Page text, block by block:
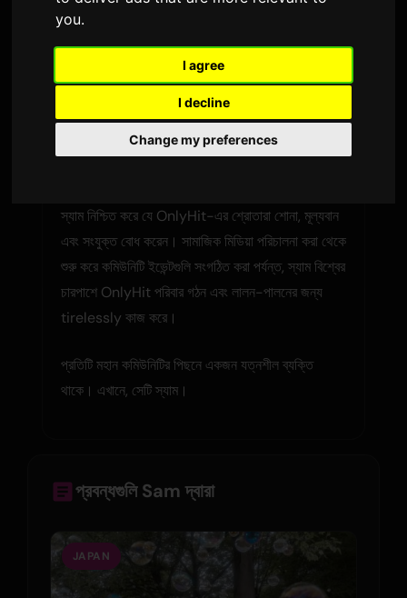
you.
I agree
I decline
Change my preferences
স্যামহল Only Hits-এর কমিউনিটি ম্যানেজার,
স্টেশন এবং এর বৈশ্বিক শ্রোতা কমিউনিটির মধ্যে একটি
স্যাম নিশ্চিত করে যে OnlyHit-এর শ্রোতারা শোনা, মূল্যবান
এবং সংযুক্ত বোধ করেন। সামাজিক মিডিয়া পরিচালনা করা থেকে
শুরু করে কমিউনিটি ইভেন্টগুলি সংগঠিত করা পর্যন্ত, স্যাম বিশ্বের
চারপাশে OnlyHit পরিবার গঠন এবং লালন-পালনের জন্য
tirelessly কাজ করে।
প্রতিটি মহান কমিউনিটির পিছনে একজন যত্নশীল ব্যক্তি
থাকে। এখানে, সেটি স্যাম।
প্রবন্ধগুলি Sam দ্বারা
JAPAN